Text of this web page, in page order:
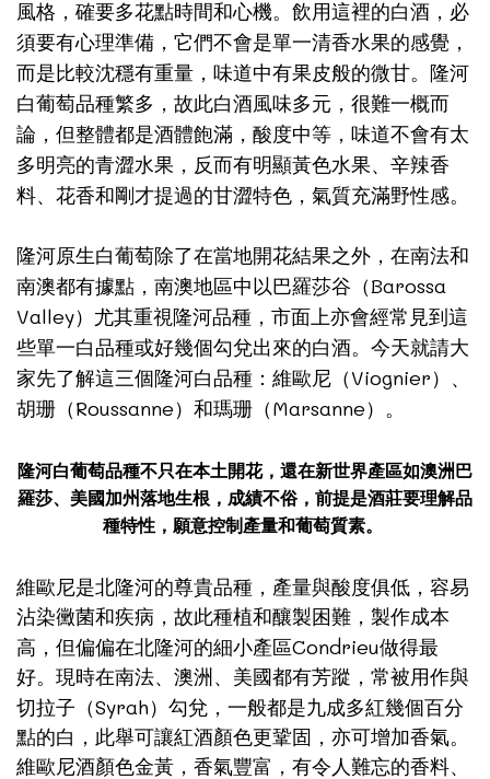
風格，確要多花點時間和心機。飲用這裡的白酒，必
須要有心理準備，它們不會是單一清香水果的感覺，
而是比較沈穩有重量，味道中有果皮般的微甘。隆河
白葡萄品種繁多，故此白酒風味多元，很難一概而
論，但整體都是酒體飽滿，酸度中等，味道不會有太
多明亮的青澀水果，反而有明顯黃色水果、辛辣香
料、花香和剛才提過的甘澀特色，氣質充滿野性感。
隆河原生白葡萄除了在當地開花結果之外，在南法和
南澳都有據點，南澳地區中以巴羅莎谷（Barossa
Valley）尤其重視隆河品種，市面上亦會經常見到這
些單一白品種或好幾個勾兌出來的白酒。今天就請大
家先了解這三個隆河白品種：維歐尼（ Viognier ）、
胡珊（ Roussanne ）和瑪珊（ Marsanne ）。
隆河白葡萄品種不只在本土開花，還在新世界產區如澳洲巴
羅莎、美國加州落地生根，成績不俗，前提是酒莊要理解品
種特性，願意控制產量和葡萄質素。
維歐尼是北隆河的尊貴品種，產量與酸度俱低，容易
沾染黴菌和疾病，故此種植和釀製困難，製作成本
高，但偏偏在北隆河的細小產區Condrieu做得最
好。現時在南法、澳洲、美國都有芳蹤，常被用作與
切拉子（Syrah）勾兌，一般都是九成多紅幾個百分
點的白，此舉可讓紅酒顏色更鞏固，亦可增加香氣。
維歐尼酒顏色金黃，香氣豐富，有令人難忘的香料、